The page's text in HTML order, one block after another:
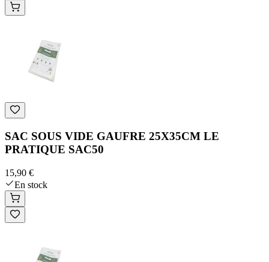
SAC SOUS VIDE GAUFRE 25X35CM LE
PRATIQUE SAC50
15,90 €
En stock